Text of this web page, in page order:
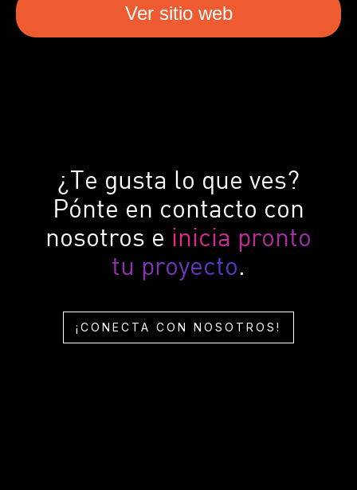
Ver sitio web
¿Te gusta lo que ves?
Pónte en contacto con
nosotros e inicia pronto
tu proyecto.
¡CONECTA CON NOSOTROS!